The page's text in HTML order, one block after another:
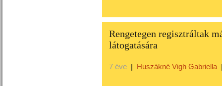
Rengetegen regisztráltak
látogatására
7 éve | Huszákné Vigh Gabriella